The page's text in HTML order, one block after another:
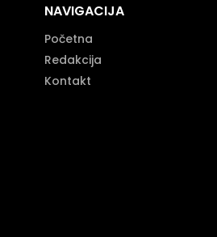
NAVIGACIJA
Početna
Redakcija
Kontakt